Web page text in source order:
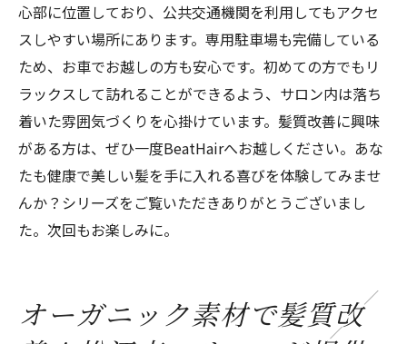
お客様の体験談：施術の感想
BeatHairのリフレッシュメニュー紹介
心部に位置しており、公共交通機関を利用してもアクセ
スしやすい場所にあります。専用駐車場も完備している
ため、お車でお越しの方も安心です。初めての方でもリ
ラックスして訪れることができるよう、サロン内は落ち
着いた雰囲気づくりを心掛けています。髪質改善に興味
がある方は、ぜひ一度BeatHairへお越しください。あな
たも健康で美しい髪を手に入れる喜びを体験してみませ
んか？シリーズをご覧いただきありがとうございまし
た。次回もお楽しみに。
オーガニック素材で髪質改